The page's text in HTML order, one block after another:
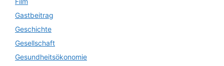
Gastbeitrag
Geschichte
Gesellschaft
Gesundheitsökonomie